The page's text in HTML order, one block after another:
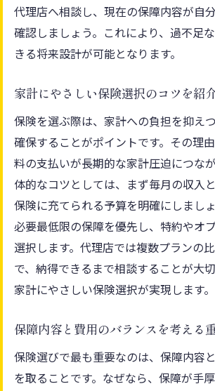
代理店へ相談し、現在の保障内容が自
確認しましょう。これにより、過不足
きる将来設計が可能となります。
家計にやさしい保険選択のコツを紹
保険を選ぶ際は、家計への負担を抑え
確保することがポイントです。その理
料の支払いが長期的な家計圧迫につな
体的なコツとしては、まず毎月の収入
保険に充てられる予算を明確にしましょ
必要最低限の保障を優先し、特約やオ
選択します。代理店では複数プランの
で、納得できるまで相談することが大切
家計にやさしい保険選択が実現します。
保障内容と費用のバランスを考える
保険選びで最も重要なのは、保障内容
を取ることです。なぜなら、保障が手